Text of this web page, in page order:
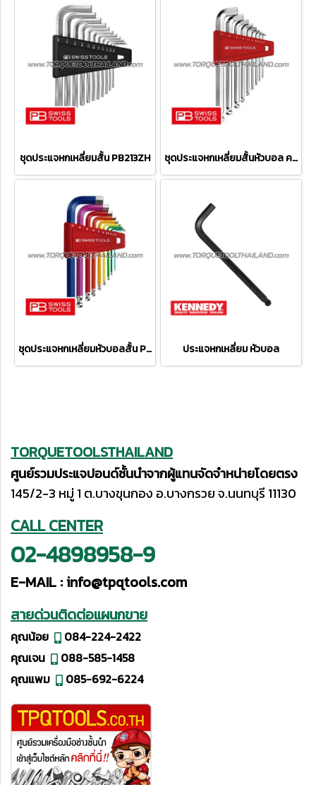
ชุดประแจหกเหลี่ยมสั้น PB213ZH ชุดประแจหกเหลี่ยมสั้นหัวบอล คอสั้น PB2212H
ชุดประแจหกเหลี่ยมหัวบอลสั้น PB212H-10RB ประแจหกเหลี่ยม หัวบอล
TORQUETOOLSTHAILAND
ศูนย์รวมประแจปอนด์ชั้นนำจากผู้แทนจัดจำหน่ายโดยตรง
145/2-3 หมู่ 1 ต.บางขุนกอง อ.บางกรวย จ.นนทบุรี 11130
CALL CENTER
02-4898958-9
E-MAIL :info@tpqtools.com
สายด่วนติดต่อแผนกขาย
คุณน้อย
084-224-2422
คุณเจน
088-585-1458
คุณแพม
085-692-6224